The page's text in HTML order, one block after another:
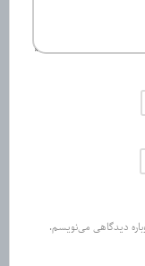
دیدگاهی می‌نویسم.